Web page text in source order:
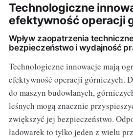
Technologiczne
efektywność operacji
Wpływ zaopatrzenia
bezpieczeństwo i wydajność
Technologiczne innowacje mają
efektywność operacji górniczych.
do maszyn budowlanych,
leśnych mogą znacznie
zwiększyć jej bezpieczeństwo.
ładowarek to tylko jeden z wielu